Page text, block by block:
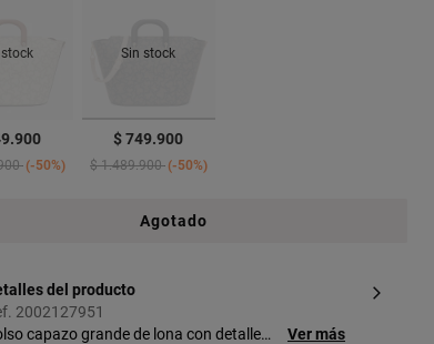
from
to-50%
Sin stock
seleccionado
$ 749.900
Price reduced from
$ 1.489.900to-50%
Agotado
del producto
2002127951
capazo grande de lona con detalles
Ver más